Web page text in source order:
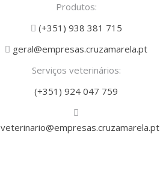
Produtos:
(+351) 938 381 715
geral@empresas.cruzamarela.pt
Serviços veterinários:
(+351) 924 047 759
veterinario@empresas.cruzamarela.pt